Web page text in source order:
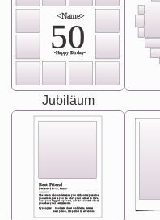
<Name>
50
-Happy Birday-
Jubiläum
Best Friend
[<NAME>] Noun, feminie
Synonyms: Soulmate, closet confidante, sister at
heart person, life partner in adventure.
The person who understands you without explanation
you accepts just as you are. She's your partner in life's,
chaos your biggest supporter, and the one with whom
you share your best memories.